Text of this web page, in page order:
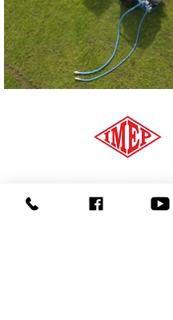
Trabaja con nosotros